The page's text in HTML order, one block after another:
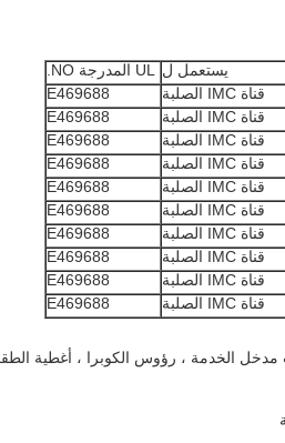
يستعمل ل
UL المدرجة NO.
قناة IMC الصلبة
E469688
قناة IMC الصلبة
E469688
قناة IMC الصلبة
E469688
قناة IMC الصلبة
E469688
قناة IMC الصلبة
E469688
قناة IMC الصلبة
E469688
قناة IMC الصلبة
E469688
قناة IMC الصلبة
E469688
قناة IMC الصلبة
E469688
قناة IMC الصلبة E469688
الخدمة ، رؤوس الكوبرا ، أغطية